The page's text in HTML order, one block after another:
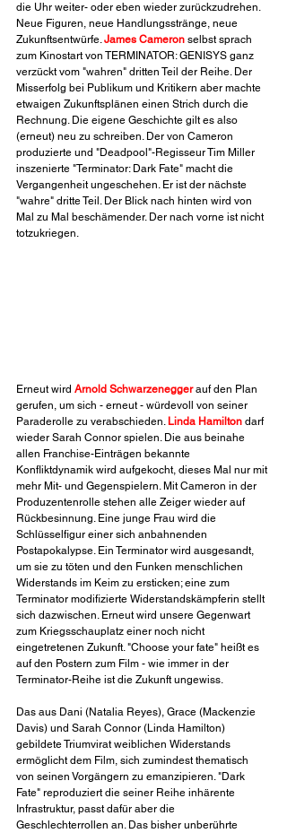
die Uhr weiter- oder eben wieder zurückzudrehen.
Neue Figuren, neue Handlungsstränge, neue
Zukunftsentwürfe. James Cameron selbst sprach
zum Kinostart von TERMINATOR: GENISYS ganz
verzückt vom "wahren" dritten Teil der Reihe. Der
Misserfolg bei Publikum und Kritikern aber machte
etwaigen Zukunftsplänen einen Strich durch die
Rechnung. Die eigene Geschichte gilt es also
(erneut) neu zu schreiben. Der von Cameron
produzierte und "Deadpool"-Regisseur Tim Miller
inszenierte "Terminator: Dark Fate" macht die
Vergangenheit ungeschehen. Er ist der nächste
"wahre" dritte Teil. Der Blick nach hinten wird von
Mal zu Mal beschämender. Der nach vorne ist nicht
totzukriegen.
Erneut wird Arnold Schwarzenegger auf den Plan
gerufen, um sich - erneut - würdevoll von seiner
Paraderolle zu verabschieden. Linda Hamilton darf
wieder Sarah Connor spielen. Die aus beinahe
allen Franchise-Einträgen bekannte
Konfliktdynamik wird aufgekocht, dieses Mal nur mit
mehr Mit- und Gegenspielern. Mit Cameron in der
Produzentenrolle stehen alle Zeiger wieder auf
Rückbesinnung. Eine junge Frau wird die
Schlüsselfigur einer sich anbahnenden
Postapokalypse. Ein Terminator wird ausgesandt,
um sie zu töten und den Funken menschlichen
Widerstands im Keim zu ersticken; eine zum
Terminator modifizierte Widerstandskämpferin stellt
sich dazwischen. Erneut wird unsere Gegenwart
zum Kriegsschauplatz einer noch nicht
eingetretenen Zukunft. "Choose your fate" heißt es
auf den Postern zum Film - wie immer in der
Terminator-Reihe ist die Zukunft ungewiss.
Das aus Dani (Natalia Reyes), Grace (Mackenzie
Davis) und Sarah Connor (Linda Hamilton)
gebildete Triumvirat weiblichen Widerstands
ermöglicht dem Film, sich zumindest thematisch
von seinen Vorgängern zu emanzipieren. "Dark
Fate" reproduziert die seiner Reihe inhärente
Infrastruktur, passt dafür aber die
Geschlechterrollen an. Das bisher unberührte